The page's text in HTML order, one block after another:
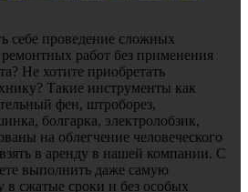
себе проведение сложных
работ без применения
Не хотите приобретать
Такие инструменты как
фен, штроборез,
болгарка, электролобзик,
на облегчение человеческого
в аренду в нашей компании. С
выполнить даже самую
в сжатые сроки и без особых